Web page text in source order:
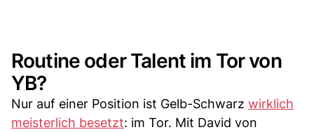
Routine oder Talent im Tor von
YB?
Nur auf einer Position ist Gelb-Schwarz wirklich
meisterlich besetzt: im Tor. Mit David von